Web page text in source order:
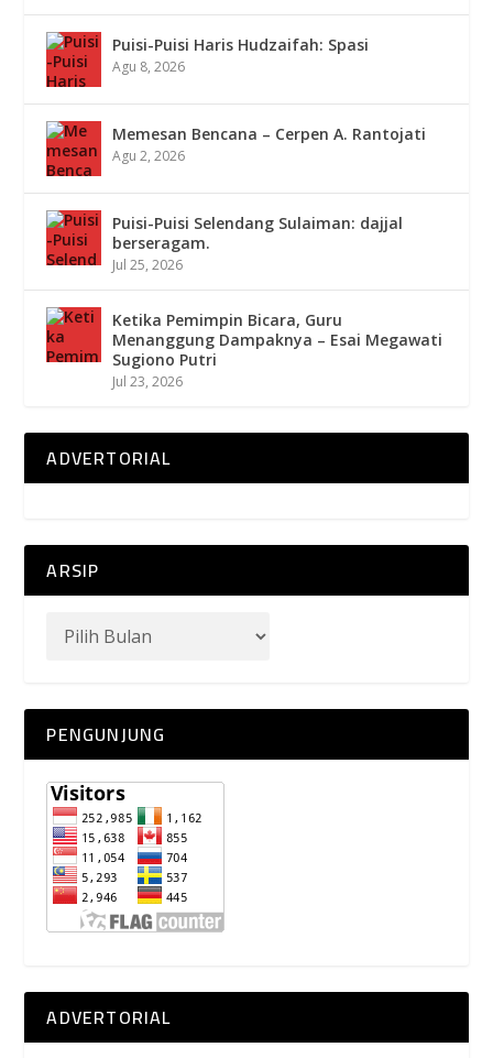
Puisi-Puisi Haris Hudzaifah: Spasi
Agu 8, 2026
Memesan Bencana – Cerpen A. Rantojati
Agu 2, 2026
Puisi-Puisi Selendang Sulaiman: dajjal
berseragam.
Jul 25, 2026
Ketika Pemimpin Bicara, Guru
Menanggung Dampaknya – Esai Megawati
Sugiono Putri
Jul 23, 2026
ADVERTORIAL
ARSIP
PENGUNJUNG
ADVERTORIAL